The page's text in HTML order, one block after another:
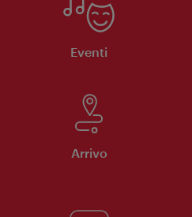
Eventi
Arrivo